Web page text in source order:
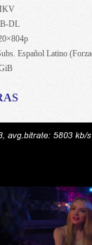
DL
Español Latino